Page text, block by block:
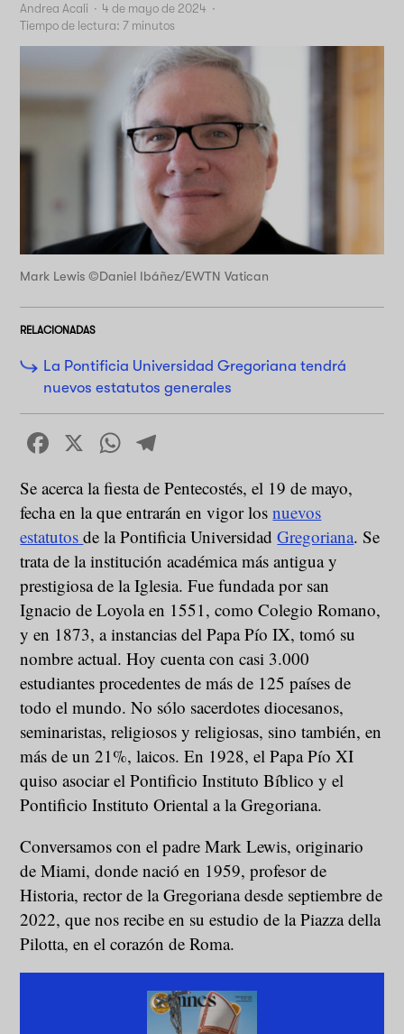
Andrea Acali · 4 de mayo de 2024 ·
Tiempo de lectura: 7 minutos
Mark Lewis ©Daniel Ibáñez/EWTN Vatican
RELACIONADAS
La Pontificia Universidad Gregoriana tendrá
nuevos estatutos generales
Facebook
X WhatsApp
Se acerca la fiesta de Pentecostés, el 19 de mayo,
fecha en la que entrarán en vigor losnuevos
estatutosde la Pontificia UniversidadGregoriana. Se
trata de la institución académica más antigua y
prestigiosa de la Iglesia. Fue fundada por san
Ignacio de Loyola en 1551, como Colegio Romano,
y en 1873, a instancias del Papa Pío IX, tomó su
nombre actual. Hoy cuenta con casi 3.000
estudiantes procedentes de más de 125 países de
todo el mundo. No sólo sacerdotes diocesanos,
seminaristas, religiosos y religiosas, sino también, en
más de un 21%, laicos. En 1928, el Papa Pío XI
quiso asociar el Pontificio Instituto Bíblico y el
Pontificio Instituto Oriental a la Gregoriana.
Conversamos con el padre Mark Lewis, originario
de Miami, donde nació en 1959, profesor de
Historia, rector de la Gregoriana desde septiembre de
2022, que nos recibe en su estudio de la Piazza della
Pilotta, en el corazón de Roma.